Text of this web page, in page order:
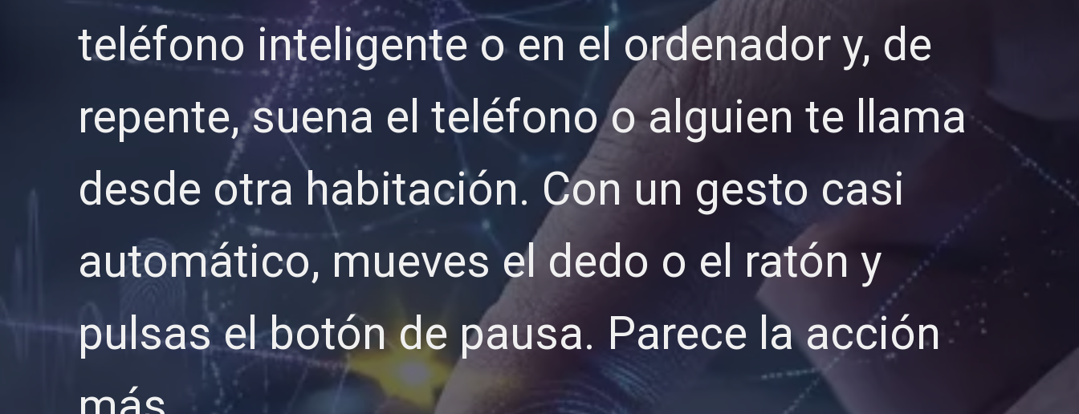
teléfono inteligente o en el ordenador y, de
repente, suena el teléfono o alguien te llama
desde otra habitación. Con un gesto casi
automático, mueves el dedo o el ratón y
pulsas el botón de pausa. Parece la acción